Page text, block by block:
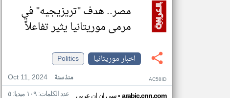
مصر.. هدف "تريزيجيه" في
مرمى موريتانيا يثير تفاعلاً
اخبار موريتانيا
Politics
Oct 11, 2024
منذ سنة AC58ID
سي ان ان عربي arabic.cnn.com عدد الكلمات: ١٠٩ ميديا: ٥